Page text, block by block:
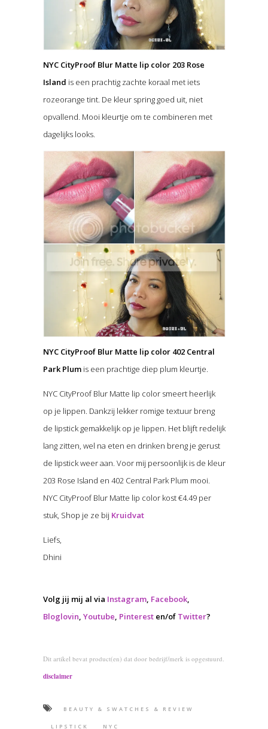
NYC CityProof Blur Matte lip color 203 Rose
Island is een prachtig zachte koraal met iets
rozeorange tint. De kleur spring goed uit, niet
opvallend. Mooi kleurtje om te combineren met
dagelijks looks.
NYC CityProof Blur Matte lip color 402 Central
Park Plumis een prachtige diep plum kleurtje.
NYC CityProof Blur Matte lip color smeert heerlijk
op je lippen. Dankzij lekker romige textuur breng
de lipstick gemakkelijk op je lippen. Het blijft redelijk
lang zitten, wel na eten en drinken breng je gerust
de lipstick weer aan. Voor mij persoonlijk is de kleur
203 Rose Island en 402 Central Park Plum mooi.
NYC CityProof Blur Matte lip color kost €4.49 per
stuk, Shop je ze bij Kruidvat
Liefs,
Dhini
Volg jij mij al via Instagram, Facebook,
Bloglovin, Youtube, Pinteresten/of Twitter?
Dit artikel bevat product(en) dat door bedrijf/merk is opgestuurd.
disclaimer
BEAUTY & SWATCHES & REVIEW
LIPSTICK NYC